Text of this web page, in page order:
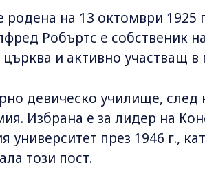
на 13 октомври 1925
Робъртс е собственик
и активно участващ в
девическо училище, след
Избрана е за лидер на
университет през 1946 г.,
този пост.